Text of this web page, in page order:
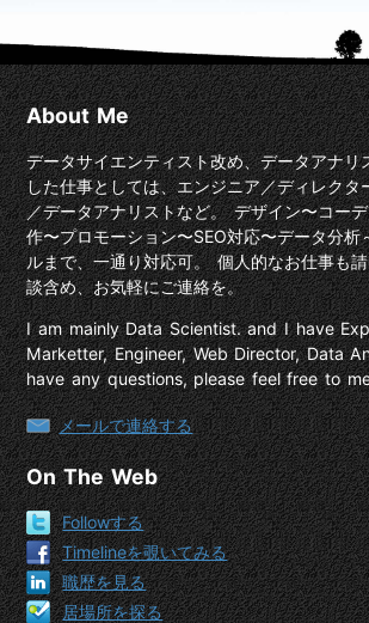
About Me
データサイエンティスト改め、データアナリ
した仕事としては、エンジニア／ディレクタ
／データアナリストなど。 デザイン〜コー
作〜プロモーション〜SEO対応〜データ分析
ルまで、一通り対応可。 個人的なお仕事も
談含め、お気軽にご連絡を。
I am mainly Data Scientist. and I have
Marketter, Engineer, Web Director, Data
have any questions, please feel free to
メールで連絡する
On The Web
Followする
Timelineを覗いてみる
職歴を見る
居場所を探る